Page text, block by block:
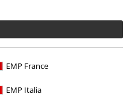
EMP France
EMP Italia